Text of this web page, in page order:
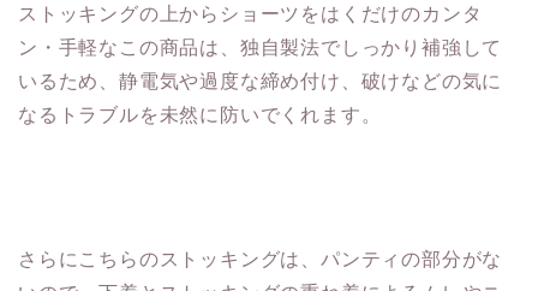
ストッキングの上からショーツをはくだけのカンタ
ン・手軽なこの商品は、独自製法でしっかり補強して
いるため、静電気や過度な締め付け、破けなどの気に
なるトラブルを未然に防いでくれます。
さらにこちらのストッキングは、パンティの部分がな